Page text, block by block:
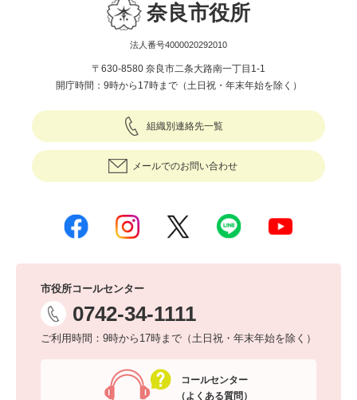
奈良市役所
法人番号4000020292010
〒630-8580 奈良市二条大路南一丁目1-1
開庁時間：9時から17時まで（土日祝・年末年始を除く）
組織別連絡先一覧
メールでのお問い合わせ
市役所コールセンター
0742-34-1111
ご利用時間：9時から17時まで（土日祝・年末年始を除く）
コールセンター
（よくある質問）